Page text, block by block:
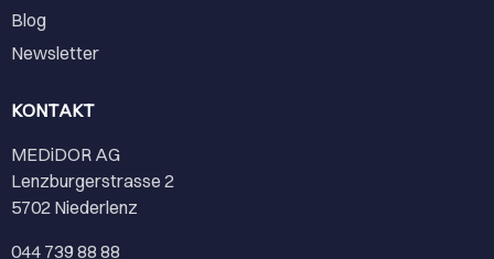
Blog
Newsletter
KONTAKT
MEDiDOR AG
Lenzburgerstrasse 2
5702 Niederlenz
044 739 88 88